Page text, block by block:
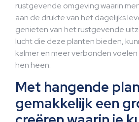
rustgevende omgeving waarin
aan de drukte van het dagelijks
genieten van het rustgevende
lucht die deze planten bieden,
kalmer en meer verbonden
hen heen.
Met hangende
gemakkelijk een